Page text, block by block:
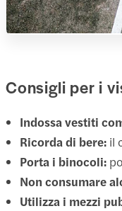
Consigli per i
Indossa vestiti
Ricorda di bere: il
Porta i binocoli:
Non consumare
Utilizza i mezzi